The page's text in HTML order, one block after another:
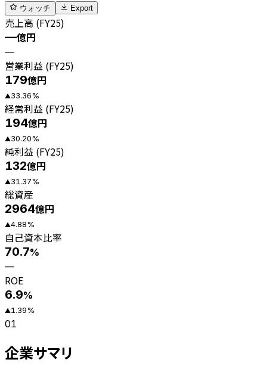
ウォッチ Export
売上高 (FY25)
—億円
—
営業利益 (FY25)
179億円
▲33.36%
経常利益 (FY25)
194億円
▲30.20%
純利益 (FY25)
132億円
▲31.37%
総資産
2964億円
▲4.88%
自己資本比率
70.7%
—
ROE
6.9%
▲1.39%
01
企業サマリ